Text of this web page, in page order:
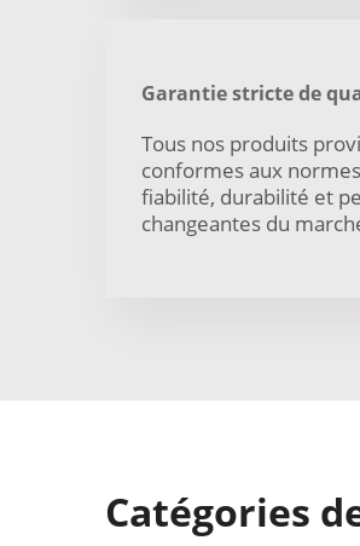
Garantie stricte de
Tous nos produits
conformes aux
fiabilité, durabilité et
changeantes du
Catégories